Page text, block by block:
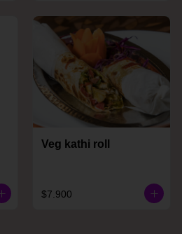
Veg kathi roll
$7.900